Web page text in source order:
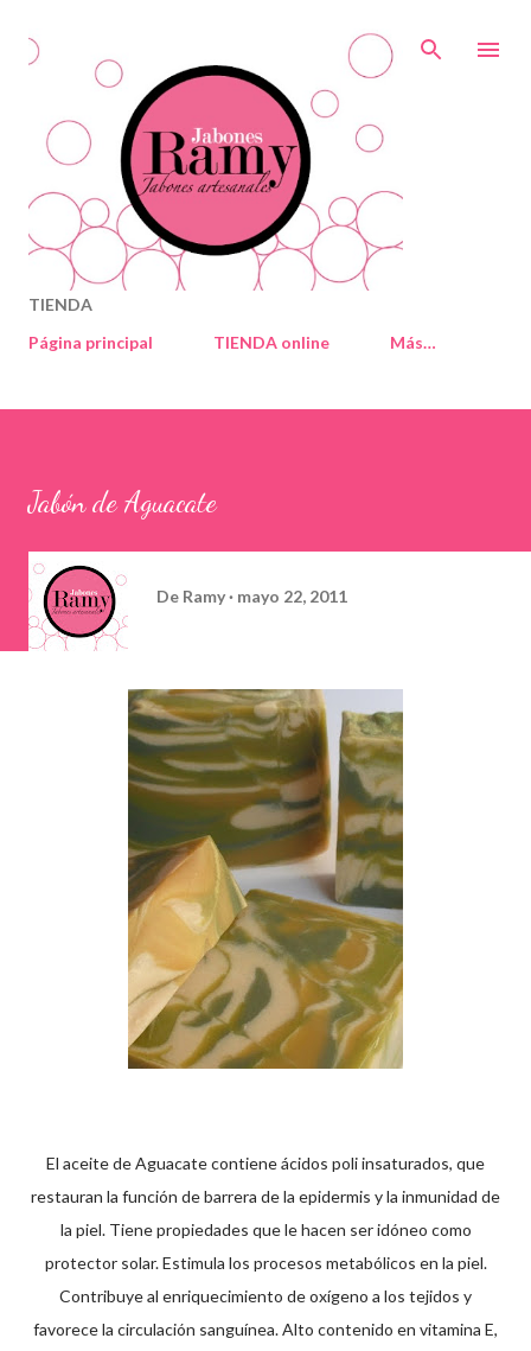
TIENDA
Página principal
TIENDA online Más…
Jabón de Aguacate
De Ramy mayo 22, 2011
El aceite de Aguacate contiene ácidos poli insaturados, que
restauran la función de barrera de la epidermis y la inmunidad de
la piel. Tiene propiedades que le hacen ser idóneo como
protector solar. Estimula los procesos metabólicos en la piel.
Contribuye al enriquecimiento de oxígeno a los tejidos y
favorece la circulación sanguínea. Alto contenido en vitamina E,